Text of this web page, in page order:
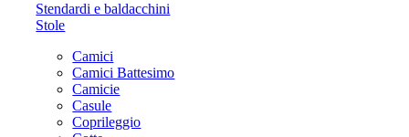
Stendardi e baldacchini
Stole
Camici
Camici Battesimo
Camicie
Casule
Coprileggio